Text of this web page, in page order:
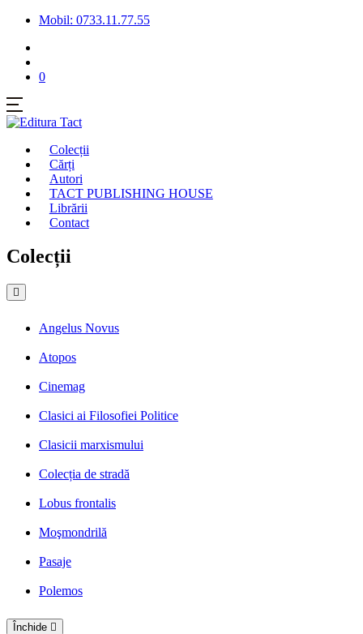
Mobil: 0733.11.77.55
0
Colecții
Cărți
Autori
TACT PUBLISHING HOUSE
Librării
Contact
Colecții
Angelus Novus
Atopos
Cinemag
Clasici ai Filosofiei Politice
Clasicii marxismului
Colecția de stradă
Lobus frontalis
Moşmondrilă
Pasaje
Polemos
Închide